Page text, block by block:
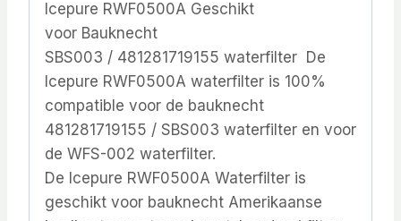
Icepure RWF0500A Geschikt
voor Bauknecht
SBS003 / 481281719155 waterfilter De
Icepure RWF0500A waterfilter is 100%
compatible voor de bauknecht
481281719155 / SBS003 waterfilter en voor
de WFS-002 waterfilter.
De Icepure RWF0500A Waterfilter is
geschikt voor bauknecht Amerikaanse